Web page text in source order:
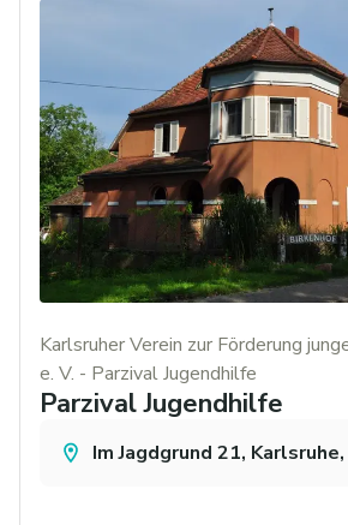
Karlsruher Verein zur Förderung
e. V. - Parzival Jugendhilfe
Parzival Jugendhilfe
Im Jagdgrund 21,